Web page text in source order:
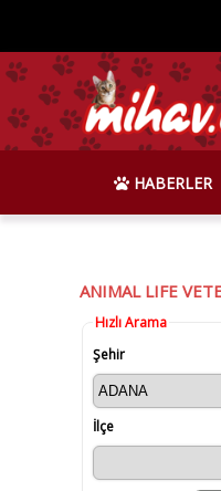
HABERLER
ANIMAL LIFE
Hızlı Arama
Şehir
İlçe